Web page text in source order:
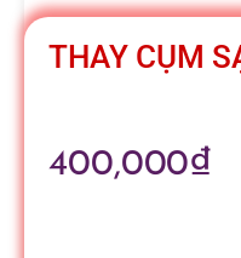
i
l
THAY CỤM
400,000₫